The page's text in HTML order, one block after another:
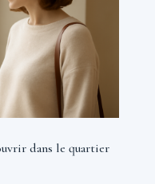
dans le quartier